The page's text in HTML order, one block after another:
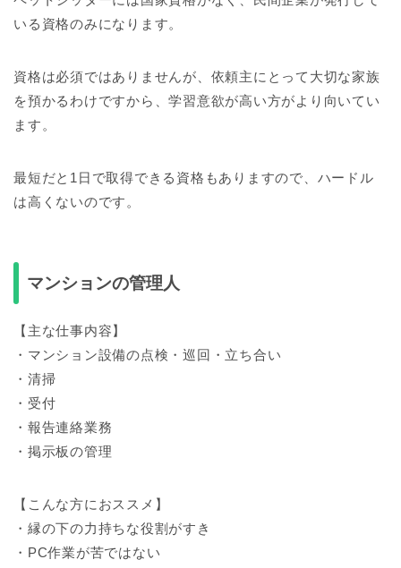
いる資格のみになります。
資格は必須ではありませんが、依頼主にとって大切な家族
を預かるわけですから、学習意欲が高い方がより向いてい
ます。
最短だと1日で取得できる資格もありますので、ハードル
は高くないのです。
マンションの管理人
【主な仕事内容】
・マンション設備の点検・巡回・立ち合い
・清掃
・受付
・報告連絡業務
・掲示板の管理
【こんな方におススメ】
・縁の下の力持ちな役割がすき
・PC作業が苦ではない